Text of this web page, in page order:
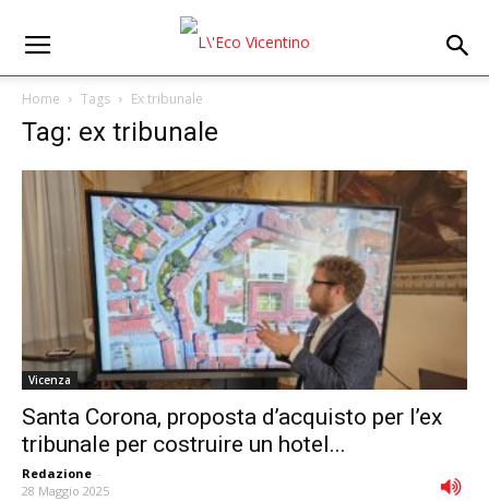
Home Tags Ex tribunale
Tag: ex tribunale
Vicenza
Santa Corona, proposta d’acquisto per l’ex
tribunale per costruire un hotel...
Redazione -
28 Maggio 2025